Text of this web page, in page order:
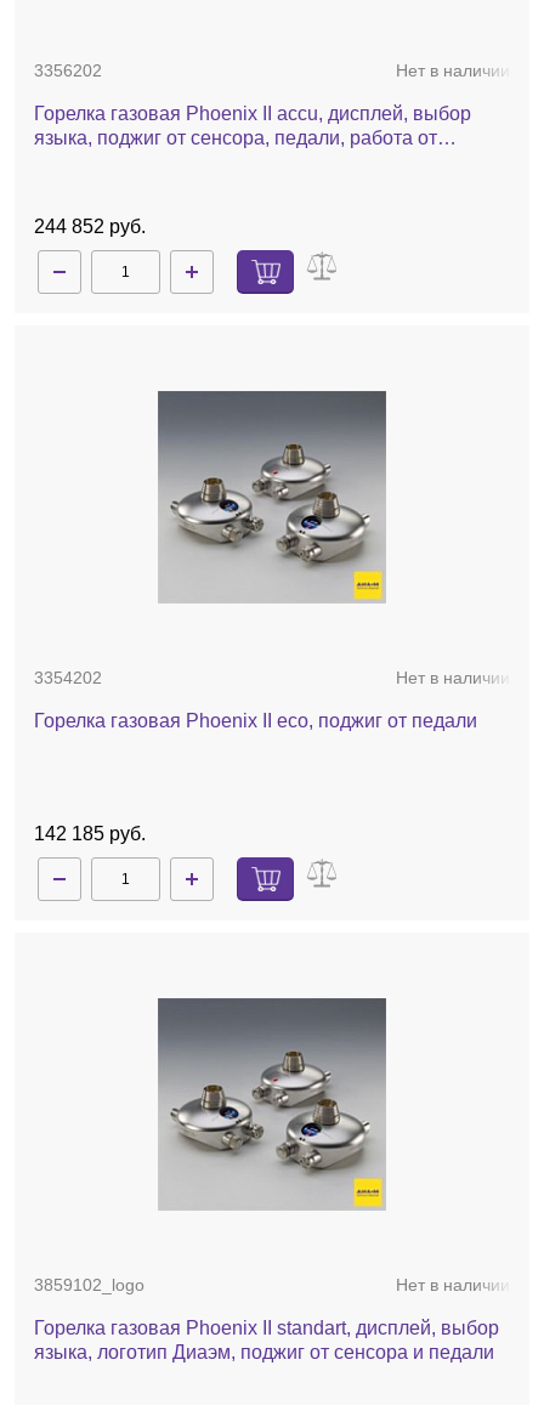
3356202 Нет в наличии
Горелка газовая Phoenix II accu, дисплей, выбор
языка, поджиг от сенсора, педали, работа от
244 852 руб.
3354202 Нет в наличии
Горелка газовая Phoenix II eco, поджиг от педали
142 185 руб.
3859102_logo Нет в наличии
Горелка газовая Phoenix II standart, дисплей, выбор
языка, логотип Диаэм, поджиг от сенсора и педали